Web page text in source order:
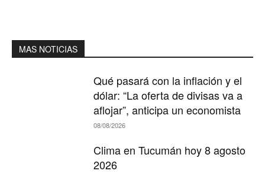
MAS NOTICIAS
Qué pasará con la inflación y el
dólar: “La oferta de divisas va a
aflojar”, anticipa un economista
08/08/2026
Clima en Tucumán hoy 8 agosto
2026